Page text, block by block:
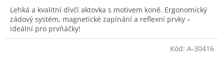
Lehká a kvalitní dívčí aktovka s motivem koně. Ergonomický
zádový systém, magnetické zapínání a reflexní prvky –
ideální pro prvňáčky!
Kód: A-30416